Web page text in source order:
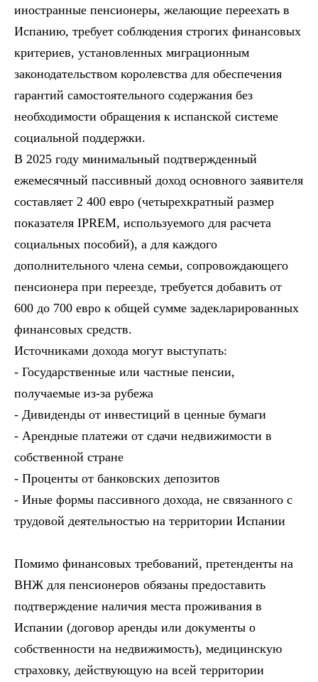
иностранные пенсионеры, желающие переехать в
Испанию, требует соблюдения строгих финансовых
критериев, установленных миграционным
законодательством королевства для обеспечения
гарантий самостоятельного содержания без
необходимости обращения к испанской системе
социальной поддержки.
В 2025 году минимальный подтвержденный
ежемесячный пассивный доход основного заявителя
составляет 2 400 евро (четырехкратный размер
показателя IPREM, используемого для расчета
социальных пособий), а для каждого
дополнительного члена семьи, сопровождающего
пенсионера при переезде, требуется добавить от
600 до 700 евро к общей сумме задекларированных
финансовых средств.
Источниками дохода могут выступать:
- Государственные или частные пенсии,
получаемые из-за рубежа
- Дивиденды от инвестиций в ценные бумаги
- Арендные платежи от сдачи недвижимости в
собственной стране
- Проценты от банковских депозитов
- Иные формы пассивного дохода, не связанного с
трудовой деятельностью на территории Испании
Помимо финансовых требований, претенденты на
ВНЖ для пенсионеров обязаны предоставить
подтверждение наличия места проживания в
Испании (договор аренды или документы о
собственности на недвижимость), медицинскую
страховку, действующую на всей территории